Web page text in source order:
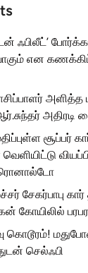
ஃபிலீட்’
என
அளித்த
அதிரடி
சூப்பர்
ரொனால்டோ
சேகர்பாபு கார்
கோயிலில்
கொடூரம்!
செல்ஃபி